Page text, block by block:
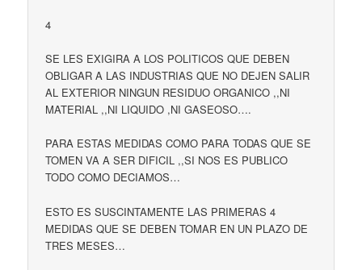
4
SE LES EXIGIRA A LOS POLITICOS QUE DEBEN
OBLIGAR A LAS INDUSTRIAS QUE NO DEJEN SALIR
AL EXTERIOR NINGUN RESIDUO ORGANICO ,,NI
MATERIAL ,,NI LIQUIDO ,NI GASEOSO….
PARA ESTAS MEDIDAS COMO PARA TODAS QUE SE
TOMEN VA A SER DIFICIL ,,SI NOS ES PUBLICO
TODO COMO DECIAMOS…
ESTO ES SUSCINTAMENTE LAS PRIMERAS 4
MEDIDAS QUE SE DEBEN TOMAR EN UN PLAZO DE
TRES MESES…